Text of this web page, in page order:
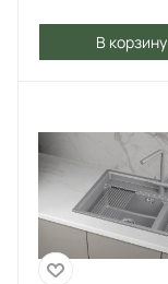
В корзину